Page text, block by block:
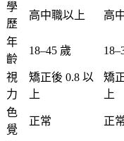
學
歷
高中職以上 高
年
齡
18–45 歲
視
力
矯正後 0.8 以
上
矯
上
色
覺
正常 正